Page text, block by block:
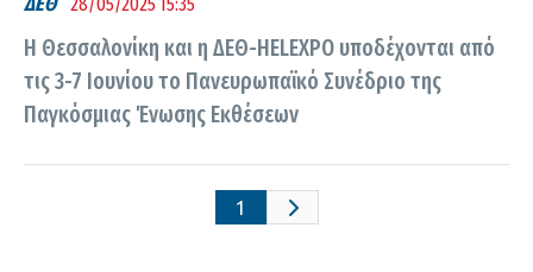
Η Θεσσαλονίκη και η ΔΕΘ-HELEXPO υποδέχονται από
τις 3-7 Ιουνίου το Πανευρωπαϊκό Συνέδριο της
Παγκόσμιας Ένωσης Εκθέσεων
1